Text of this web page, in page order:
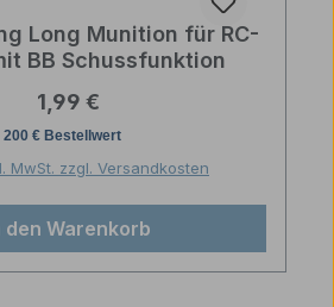
Long Munition für RC-
BB Schussfunktion
Regulärer Preis:
1,99 €
MwSt. zzgl. Versandkosten
den Warenkorb